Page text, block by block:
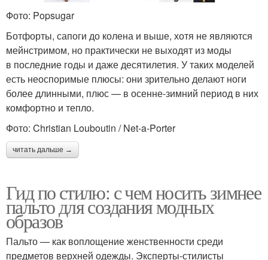
Фото: Popsugar
Ботфорты, сапоги до колена и выше, хотя не являются
мейнстримом, но практически не выходят из моды
в последние годы и даже десятилетия. У таких моделей
есть неоспоримые плюсы: они зрительно делают ноги
более длинными, плюс — в осенне-зимний период в них
комфортно и тепло.
Фото: Christian Louboutin / Net-a-Porter
читать дальше →
Гид по стилю: с чем носить зимнее
пальто для создания модных
образов
Пальто — как воплощение женственности среди
предметов верхней одежды. Эксперты-стилисты